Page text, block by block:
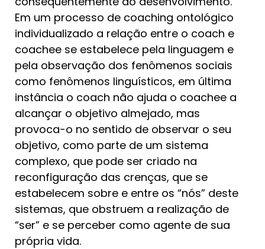
Em um processo de coaching ontológico
individualizado a relação entre o coach e
coachee se estabelece pela linguagem e
pela observação dos fenômenos sociais
como fenômenos linguísticos, em última
instância o coach não ajuda o coachee a
alcançar o objetivo almejado, mas
provoca-o no sentido de observar o seu
objetivo, como parte de um sistema
complexo, que pode ser criado na
reconfiguração das crenças, que se
estabelecem sobre e entre os “nós” deste
sistemas, que obstruem a realização de
“ser” e se perceber como agente de sua
própria vida.